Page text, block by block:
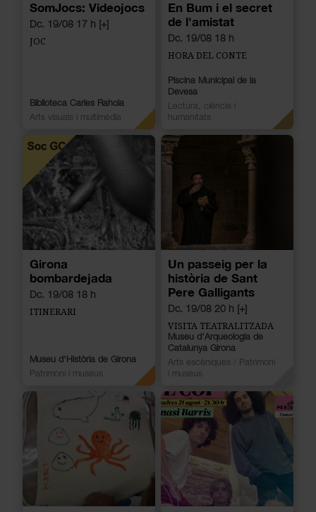
SomJocs: Videojocs
Dc. 19/08 17 h [+]
JOC
Biblioteca Carles Rahola
Arts visuals i multimèdia
En Bum i el secret
de l'amistat
Dc. 19/08 18 h
HORA DEL CONTE
Piscina Municipal de la
Devesa
Lectura, ciència i
humanitats
Girona
bombardejada
Dc. 19/08 18 h
ITINERARI
Museu d'Història de Girona
Patrimoni i museus
Un passeig per la
història de Sant
Pere Galligants
Dc. 19/08 20 h [+]
VISITA TEATRALITZADA
Museu d'Arqueologia de
Catalunya Girona
Arts escèniques
Patrimoni
i museus